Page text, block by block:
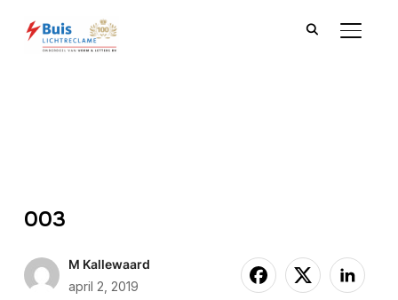
003
M Kallewaard
april 2, 2019